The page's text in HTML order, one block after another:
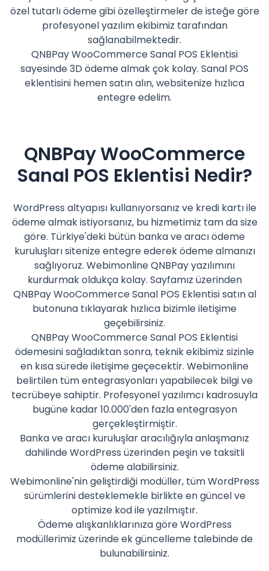
özel tutarlı ödeme gibi özelleştirmeler de isteğe göre
profesyonel yazılım ekibimiz tarafından
sağlanabilmektedir.
QNBPay WooCommerce Sanal POS Eklentisi
sayesinde 3D ödeme almak çok kolay. Sanal POS
eklentisini hemen satın alın, websitenize hızlıca
entegre edelim.
QNBPay WooCommerce
Sanal POS Eklentisi Nedir?
WordPress altyapısı kullanıyorsanız ve kredi kartı ile
ödeme almak istiyorsanız, bu hizmetimiz tam da size
göre. Türkiye'deki bütün banka ve aracı ödeme
kuruluşları sitenize entegre ederek ödeme almanızı
sağlıyoruz. Webimonline QNBPay yazılımını
kurdurmak oldukça kolay. Sayfamız üzerinden
QNBPay WooCommerce Sanal POS Eklentisi satın al
butonuna tıklayarak hızlıca bizimle iletişime
geçebilirsiniz.
QNBPay WooCommerce Sanal POS Eklentisi
ödemesini sağladıktan sonra, teknik ekibimiz sizinle
en kısa sürede iletişime geçecektir. Webimonline
belirtilen tüm entegrasyonları yapabilecek bilgi ve
tecrübeye sahiptir. Profesyonel yazılımcı kadrosuyla
bugüne kadar 10.000'den fazla entegrasyon
gerçekleştirmiştir.
Banka ve aracı kuruluşlar aracılığıyla anlaşmanız
dahilinde WordPress üzerinden peşin ve taksitli
ödeme alabilirsiniz.
Webimonline'nin geliştirdiği modüller, tüm WordPress
sürümlerini desteklemekle birlikte en güncel ve
optimize kod ile yazılmıştır.
Ödeme alışkanlıklarınıza göre WordPress
modüllerimiz üzerinde ek güncelleme talebinde de
bulunabilirsiniz.